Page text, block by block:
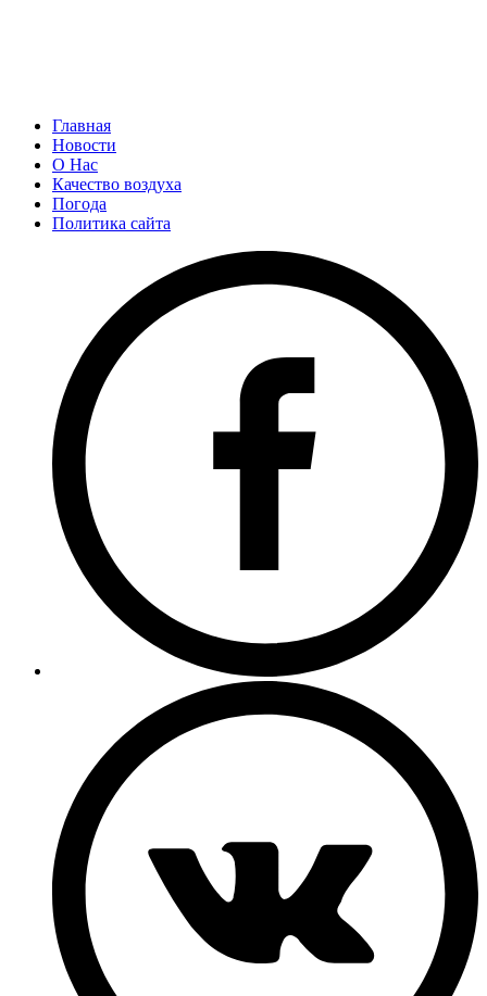
Главная
Новости
О Нас
Качество воздуха
Погода
Политика сайта